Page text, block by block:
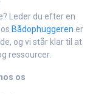
Leder du efter en
Bådophuggeren er
og vi står klar til at
ressourcer.
os